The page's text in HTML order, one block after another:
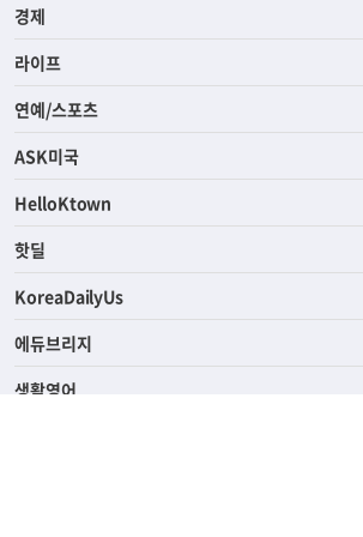
사회
경제
라이프
연예/스포츠
ASK미국
HelloKtown
핫딜
KoreaDailyUs
에듀브리지